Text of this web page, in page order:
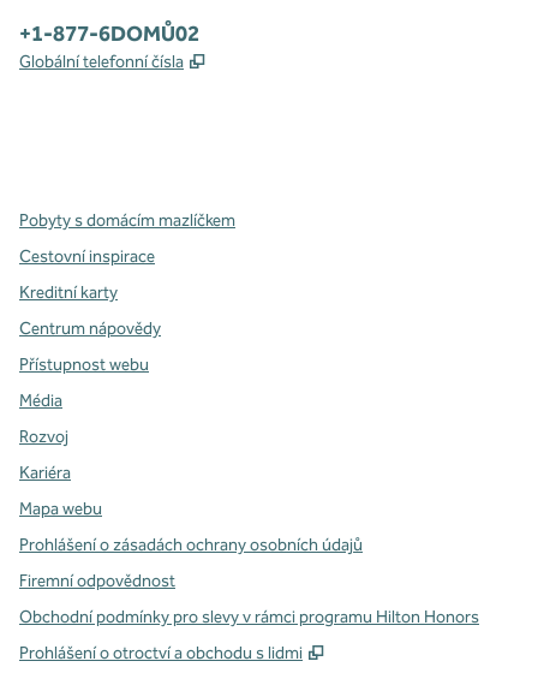
Telefon:
+1-877-6DOMŮ02
Globální telefonní čísla ,
Pobyty s domácím mazlíčkem
Cestovní inspirace
Kreditní karty
Centrum nápovědy
Přístupnost webu
Média
Rozvoj
Kariéra
Mapa webu
Prohlášení o zásadách ochrany osobních údajů
Firemní odpovědnost
Obchodní podmínky pro slevy v rámci programu Hilton Honors
Prohlášení o otroctví a obchodu s lidmi
,